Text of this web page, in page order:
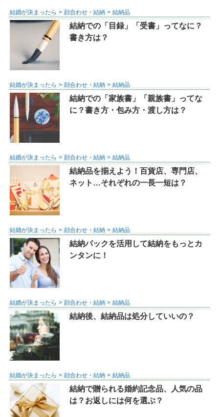
結婚が決まったら 顔合わせ・結納 結納品
結納での「目録」「受書」ってなに？
書き方は？
結婚が決まったら 顔合わせ・結納 結納品
結納での「家族書」「親族書」ってな
に？書き方・包み方・渡し方は？
結婚が決まったら 顔合わせ・結納 結納品
結納品を揃えよう！百貨店、専門店、
ネット…それぞれの一長一短は？
結婚が決まったら 顔合わせ・結納 結納品
結納パックを活用して結納をもっとカ
ンタンに！
結婚が決まったら 顔合わせ・結納 結納品
結納後、結納品は処分していいの？
結婚が決まったら 顔合わせ・結納 結納品
結納で贈られる婚約記念品、人気の品
は？お返しには何を選ぶ？